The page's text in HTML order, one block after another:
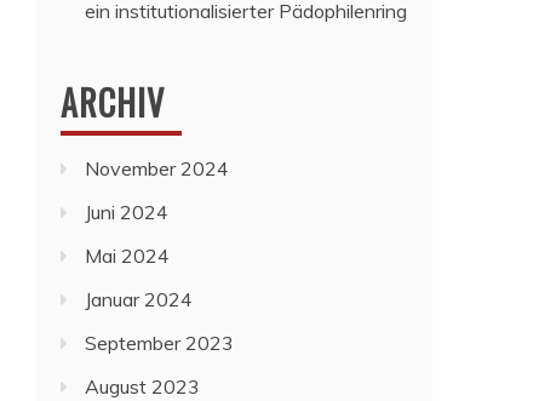
ein institutionalisierter Pädophilenring
ARCHIV
November 2024
Juni 2024
Mai 2024
Januar 2024
September 2023
August 2023